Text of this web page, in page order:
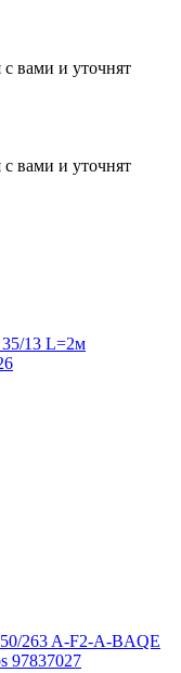
вами и уточнят
вами и уточнят
13 L=2м
263 A-F2-A-BAQE
97837027